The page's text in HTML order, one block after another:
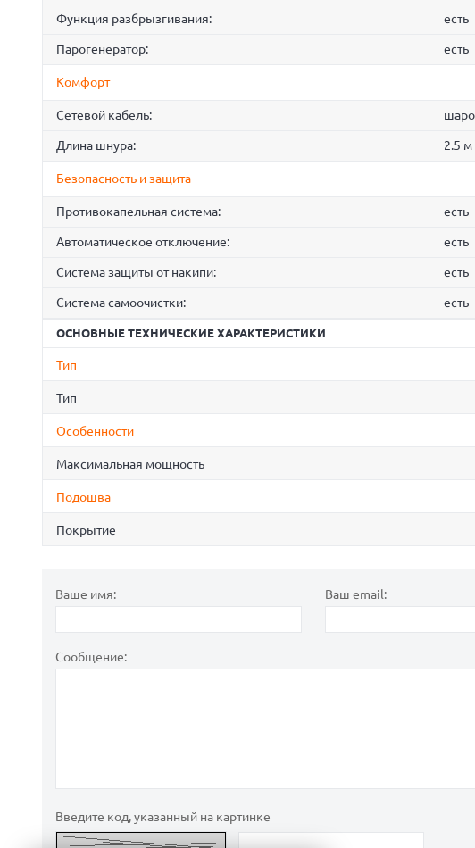
Функция разбрызгивания: есть
Парогенератор: есть
Комфорт
Сетевой кабель:
Длина шнура: 2.5 м
Безопасность и защита
Противокапельная система: есть
Автоматическое отключение: есть
Система защиты от накипи: есть
Система самоочистки: есть
ОСНОВНЫЕ ТЕХНИЧЕСКИЕ ХАРАКТЕРИСТИКИ
Тип
Тип
Особенности
Максимальная мощность
Подошва
Покрытие
Ваше имя: Ваш email:
Сообщение:
Введите код, указанный на картинке